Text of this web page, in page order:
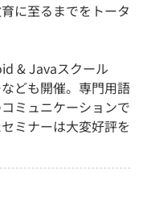
に至るまでをトータ
& Javaスクール
ども開催。専門用語
ミュニケーションで
ミナーは大変好評を